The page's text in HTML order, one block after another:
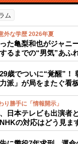
ム
外な学歴 2026年夏
た亀梨和也がジャニ
るまでの“男気”あふ
歳でついに“覚醒”！
力派」が局をまたぐ看
り勝手に「情報開示」
日本テレビも出演者
の対応はどう見ま